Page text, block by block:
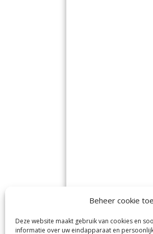
Beheer cookie
Deze website maakt gebruik van cookies en
informatie over uw eindapparaat en